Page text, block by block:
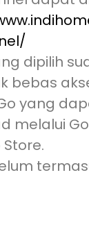
dipilih
bebas
yang
melalui